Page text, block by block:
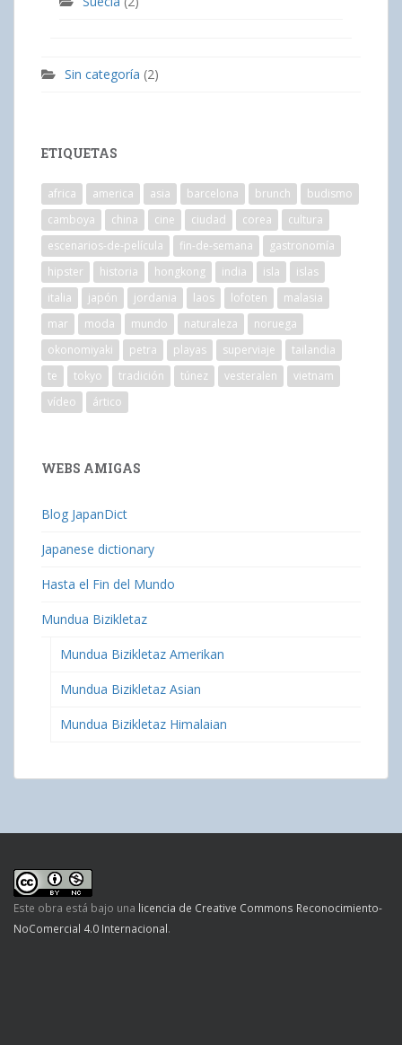
Sin categoría (2)
ETIQUETAS
africa america asia barcelona brunch
budismo
camboya
china cine ciudad corea
cultura
escenarios-de-película
fin-de-semana
gastronomía
hipster
historia hongkong india isla
islas
italia
japón jordania laos lofoten
malasia
mar
moda mundo naturaleza
noruega
okonomiyaki
petra playas superviaje
tailandia
te
tokyo tradición túnez vesteralen
vietnam
vídeo
ártico
WEBS AMIGAS
Blog JapanDict
Japanese dictionary
Hasta el Fin del Mundo
Mundua Bizikletaz
Mundua Bizikletaz Amerikan
Mundua Bizikletaz Asian
Mundua Bizikletaz Himalaian
Este obra está bajo una licencia de Creative Commons Reconocimiento-
NoComercial 4.0 Internacional.